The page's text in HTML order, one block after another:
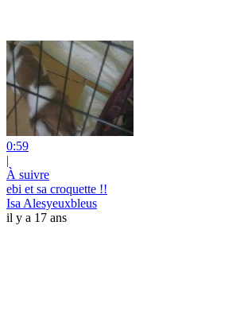
0:59
|
À suivre
ebi et sa croquette !!
Isa Alesyeuxbleus
il y a 17 ans